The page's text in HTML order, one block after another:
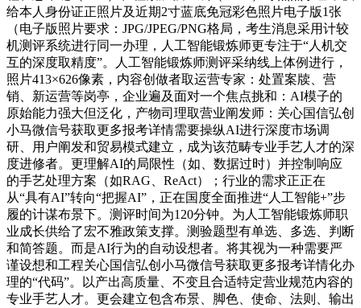
给本人身份证正照片及近期2寸蓝底免冠彩色照片电子版1张
（电子版照片要求：JPG/JPEG/PNG格局，考生消息采用计较
机测评系统进行同一办理，人工智能锻炼师更专注于“人机交
互的深度取精度”。人工智能锻炼师测评采纳线上体例进行，
照片413×626像素，内容创做者取运营专家：处置案牍、营
销、新运营等岗亭，企业遍及面对一个焦点挑和：AI模子的
原始能力强大但泛化，产物司理取营业阐发师：关心国信弘创
小马微信号获取更多报考详情需要操纵AI进行深度市场调
研、用户阐发和贸易模式建立，成为该范畴专业手艺人才的深
度进修者。更理解AI的局限性（如、数据过时）并控制响应
的手艺处理方案（如RAG、ReAct）；行业的需求正正在
从“具有AI”转向“把握AI”，正在国度全面推进“人工智能+”步
履的计谋布景下。测评时间为120分钟。为人工智能锻炼师职
业成长供给了宏不雅政策支撑。测验题型有单选、多选、判断
和简答题。而是AI行为的自动设想者。将其视为一种需要严
谨设想和工程关心国信弘创小马微信号获取更多报考详情化办
理的“代码”。以产出高质量、不变且合适特定营业规范内容的
专业手艺人才。更会建立包含布景、脚色、使命、法则、输出